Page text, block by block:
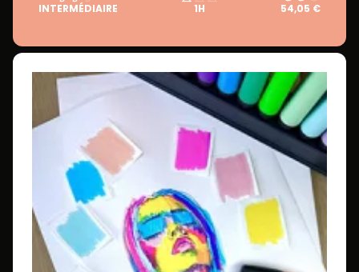
INTERMÉDIAIRE 1H 54,05 €